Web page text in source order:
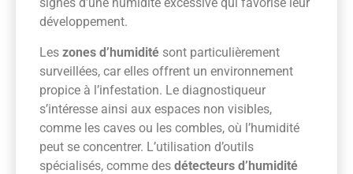
développement.
Les zones d’humidité sont particulièrement
surveillées, car elles offrent un environnement
propice à l’infestation. Le diagnostiqueur
s’intéresse ainsi aux espaces non visibles,
comme les caves ou les combles, où l’humidité
peut se concentrer. L’utilisation d’outils
spécialisés, comme des détecteurs d’humidité